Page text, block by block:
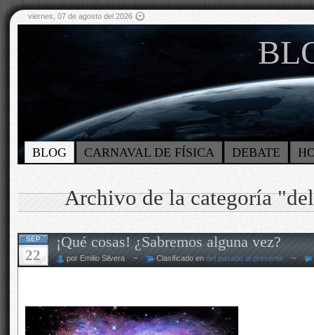
viernes, 07 de agosto del 2026
BLOG CARNAVAL DE FÍSICA DEBATE
Archivo de la categoría
SEP
22
¡Qué cosas! ¿Sabremos alguna vez?
por Emilio Silvera ~ Clasificado en del pasado al presente~